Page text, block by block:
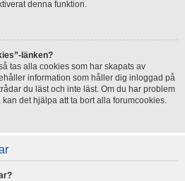
denna funktion.
länken?
tas alla cookies som har skapats av
information som håller dig inloggad på
du läst och inte läst. Om du har problem
det hjälpa att ta bort alla forumcookies.